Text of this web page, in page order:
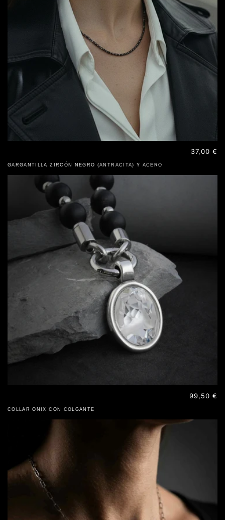
GARGANTILLA ZIRCÓN NEGRO (ANTRACITA) Y ACERO
Precio
37,00 €
COLLAR ONIX CON COLGANTE
Precio
99,50 €